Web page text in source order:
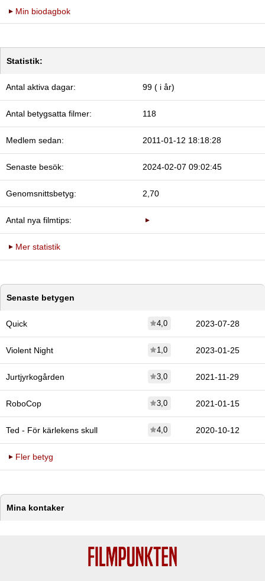
Min biodagbok
Statistik:
Antal aktiva dagar: 99 ( i år)
Antal betygsatta filmer: 118
Medlem sedan: 2011-01-12 18:18:28
Senaste besök: 2024-02-07 09:02:45
Genomsnittsbetyg: 2,70
Antal nya filmtips:
Mer statistik
Senaste betygen
Quick 4,0 2023-07-28
Violent Night 1,0 2023-01-25
Jurtjyrkogården 3,0 2021-11-29
RoboCop 3,0 2021-01-15
Ted - För kärlekens skull 4,0 2020-10-12
Fler betyg
Mina kontaker